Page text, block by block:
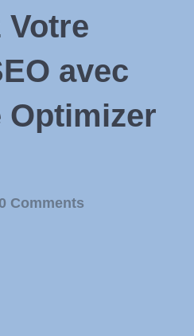
Votre
avec
Optimizer
0 Comments